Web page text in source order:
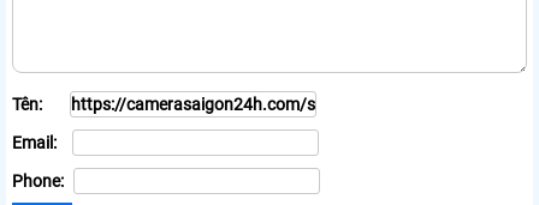
Tên:
Email:
Phone: